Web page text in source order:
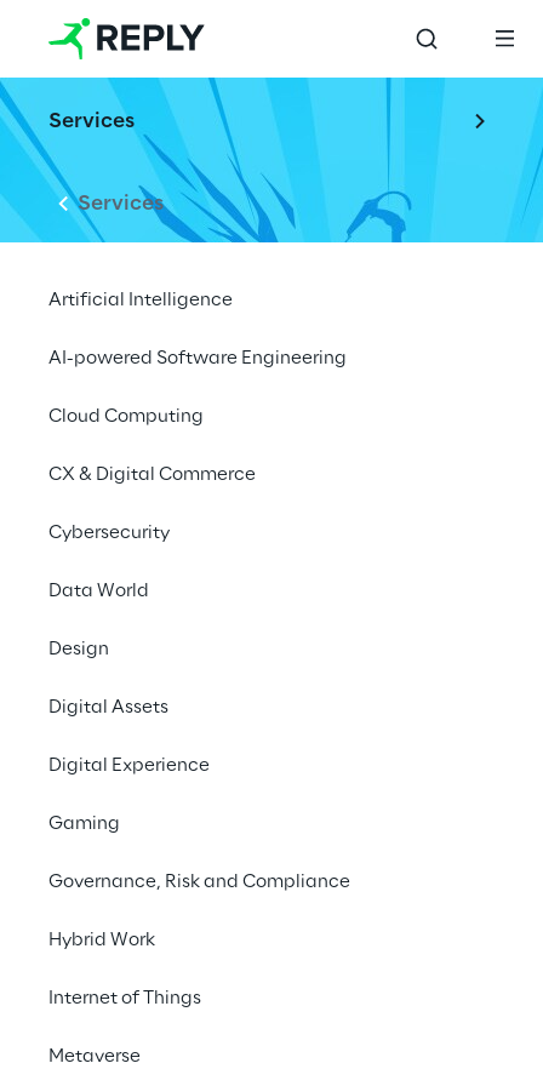
Services
Services
Artificial Intelligence
AI-powered Software Engineering
Cloud Computing
CX & Digital Commerce
Cybersecurity
Data World
Design
Digital Assets
Digital Experience
Gaming
Governance, Risk and Compliance
Hybrid Work
Internet of Things
Metaverse
Reply Xchange
2021